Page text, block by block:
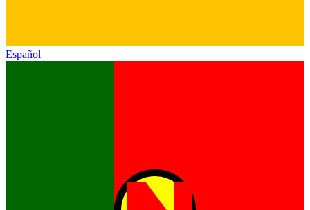
Español